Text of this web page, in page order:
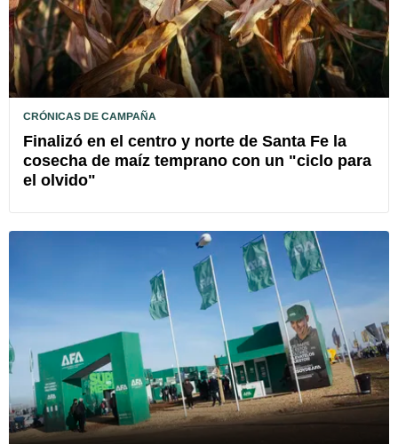
CRÓNICAS DE CAMPAÑA
Finalizó en el centro y norte de Santa Fe la
cosecha de maíz temprano con un "ciclo para
el olvido"